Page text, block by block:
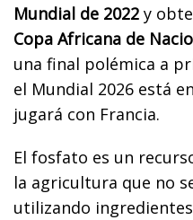
Mundial de 2022 y
Copa Africana de
una final polémica a
el Mundial 2026 está
jugará con Francia.
El fosfato es un
la agricultura que no
utilizando